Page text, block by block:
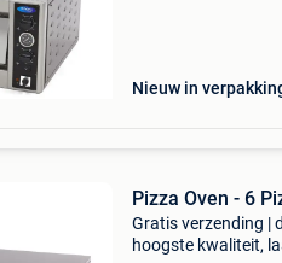
Nieuw in
Pizza Oven - 6
Gratis verzending |
hoogste kwaliteit,